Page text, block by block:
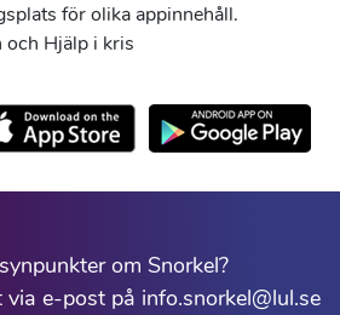
för olika appinnehåll.
och Hjälp i kris
om Snorkel?
e-post på info.snorkel@lul.se